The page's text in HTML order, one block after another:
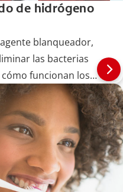
de hidrógeno
blanqueador,
las bacterias
funcionan los
de hidrógeno